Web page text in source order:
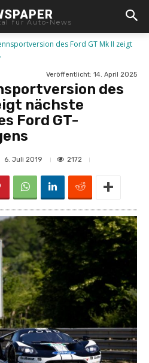
für Auto-News
des Ford GT Mk II zeigt
Veröffentlicht: 14. April 2025
des
nächste
Ford GT-
6. Juli 2019 2172